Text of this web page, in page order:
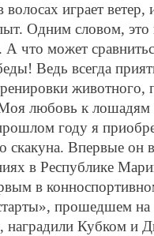
волосах играет
Одним словом, это
что может
Ведь всегда
животного,
Моя любовь к лошадям
году я
скакуна. Впервые он
в Республике
в
прошедшем на
наградили Кубком и